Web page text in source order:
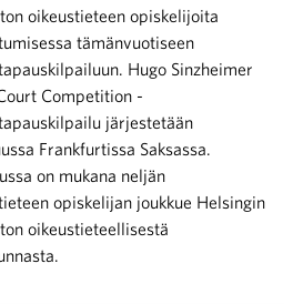
oikeustieteen opiskelijoita
tämänvuotiseen
Hugo Sinzheimer
Competition -
järjestetään
Frankfurtissa Saksassa.
on mukana neljän
opiskelijan joukkue Helsingin
oikeustieteellisestä